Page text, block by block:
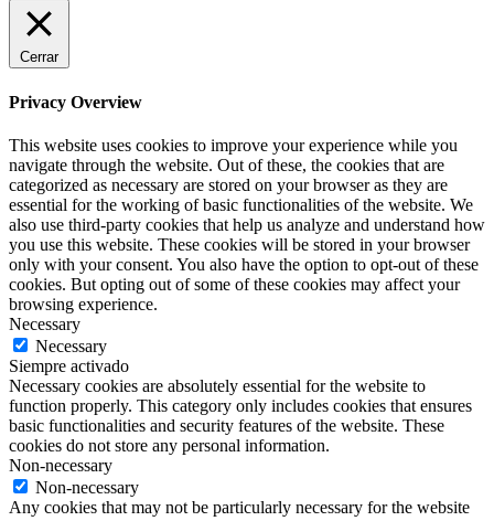
Cerrar
Privacy Overview
This website uses cookies to improve your experience while you
navigate through the website. Out of these, the cookies that are
categorized as necessary are stored on your browser as they are
essential for the working of basic functionalities of the website. We
also use third-party cookies that help us analyze and understand how
you use this website. These cookies will be stored in your browser
only with your consent. You also have the option to opt-out of these
cookies. But opting out of some of these cookies may affect your
browsing experience.
Necessary
Necessary
Siempre activado
Necessary cookies are absolutely essential for the website to
function properly. This category only includes cookies that ensures
basic functionalities and security features of the website. These
cookies do not store any personal information.
Non-necessary
Non-necessary
Any cookies that may not be particularly necessary for the website